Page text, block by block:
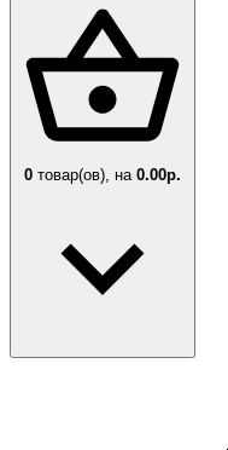
0 товар(ов), на 0.00р.